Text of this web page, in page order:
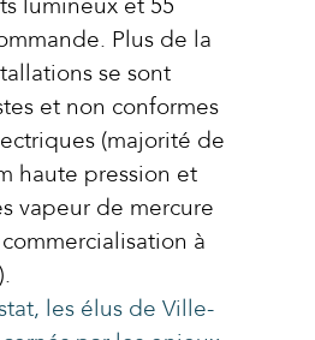
Plus de la
se sont
et non conformes
(majorité de
haute pression et
vapeur de mercure
à
les élus de Ville-